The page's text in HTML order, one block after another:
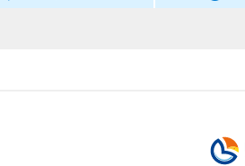
THE RITZ-CARLTON PUDONG (上海浦东丽思卡
VIENNA HOTEL GUANGZHOU (BAIYUN